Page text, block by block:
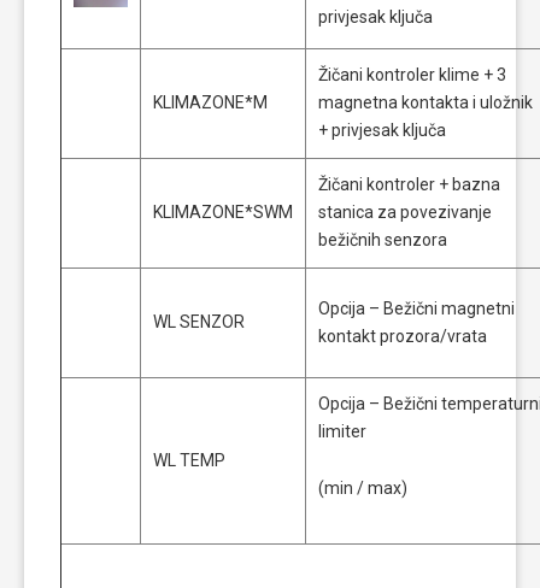
privjesak ključa
KLIMAZONE*M
Žičani kontroler klime + 3
magnetna kontakta i uložnik
+ privjesak ključa
KLIMAZONE*SWM
Žičani kontroler + bazna
stanica za povezivanje
bežičnih senzora
WL SENZOR
Opcija – Bežični magnetni
kontakt prozora/vrata
WL TEMP
Opcija – Bežični
limiter
(min / max)